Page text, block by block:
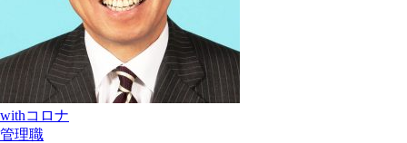
withコロナ
管理職